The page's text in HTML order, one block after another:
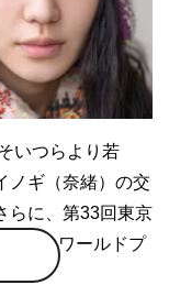
いつらより若
ノギ（奈緒）の交
らに、第33回東京
て、ワールドプ